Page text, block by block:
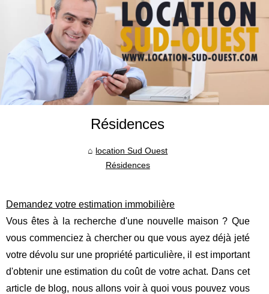
Résidences
location Sud Ouest
Résidences
Demandez votre estimation immobilière
Vous êtes à la recherche d'une nouvelle maison ? Que
vous commenciez à chercher ou que vous ayez déjà jeté
votre dévolu sur une propriété particulière, il est important
d'obtenir une estimation du coût de votre achat. Dans cet
article de blog, nous allons voir à quoi vous pouvez vous